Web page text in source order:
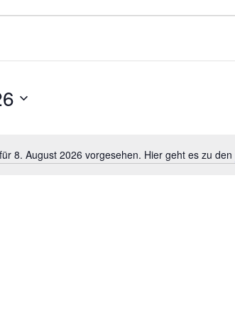
Hinweis
8. August 2026 vorgesehen. Hier geht es zu den